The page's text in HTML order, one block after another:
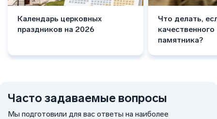
Календарь церковных
праздников на 2026
Что делать,
памятника?
Часто задаваемые вопросы
Мы подготовили для вас ответы на наиболее